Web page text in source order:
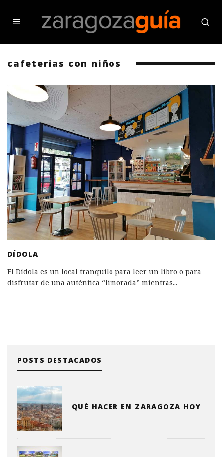
cafeterias con niños
DÍDOLA
El Dídola es un local tranquilo para leer un libro o para
disfrutar de una auténtica “limorada” mientras...
POSTS DESTACADOS
QUÉ HACER EN ZARAGOZA HOY